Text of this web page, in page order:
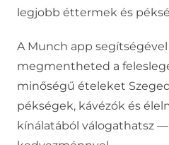
legjobb éttermek és
A Munch app
megmentheted a
minőségű ételeket
pékségek, kávézók és
kínálatából válogathatsz —